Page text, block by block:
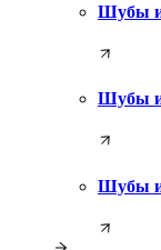
Шубы
Шубы
Шубы